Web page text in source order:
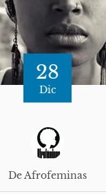
28
Dic
De Afrofeminas